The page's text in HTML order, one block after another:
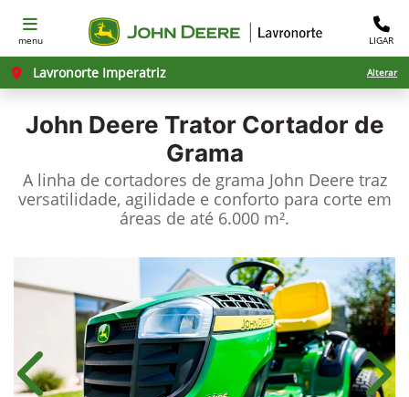
menu LIGAR
Lavronorte Imperatriz Alterar
John Deere Trator Cortador de
Grama
A linha de cortadores de grama John Deere traz
versatilidade, agilidade e conforto para corte em
áreas de até 6.000 m².
Anterior